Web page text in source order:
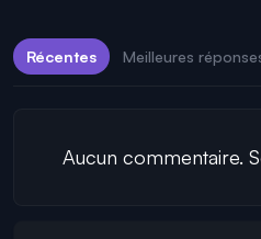
Récentes Meilleures
Aucun commentaire.